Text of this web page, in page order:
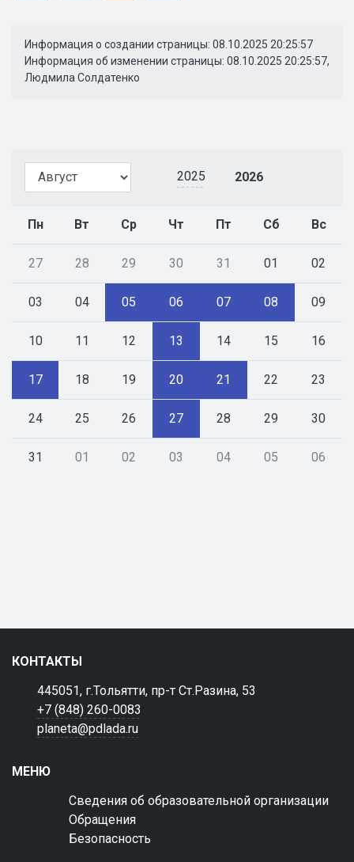
2025 2026
Пн Вт Ср Чт Пт Сб Вс
27 28 29 30 31 01 02
03 04 05 06 07 08 09
10 11 12 13 14 15 16
17 18 19 20 21 22 23
24 25 26 27 28 29 30
31 01 02 03 04 05 06
Информация о создании страницы: 08.10.2025 20:25:57
Информация об изменении страницы: 08.10.2025 20:25:57,
Людмила Солдатенко
КОНТАКТЫ
445051, г.Тольятти, пр-т Ст.Разина, 53
+7 (848) 260-0083
planeta@pdlada.ru
МЕНЮ
Сведения об образовательной организации
Обращения
Безопасность